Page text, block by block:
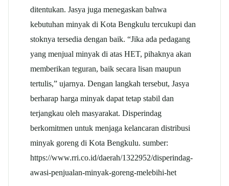
ditentukan. Jasya juga menegaskan bahwa
kebutuhan minyak di Kota Bengkulu tercukupi dan
stoknya tersedia dengan baik. “Jika ada pedagang
yang menjual minyak di atas HET, pihaknya akan
memberikan teguran, baik secara lisan maupun
tertulis,” ujarnya. Dengan langkah tersebut, Jasya
berharap harga minyak dapat tetap stabil dan
terjangkau oleh masyarakat. Disperindag
berkomitmen untuk menjaga kelancaran distribusi
minyak goreng di Kota Bengkulu. sumber:
https://www.rri.co.id/daerah/1322952/disperindag-
awasi-penjualan-minyak-goreng-melebihi-het